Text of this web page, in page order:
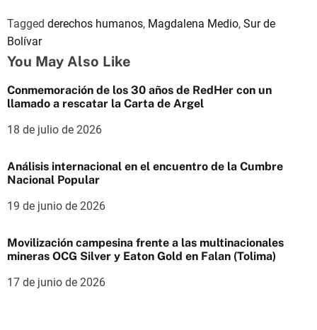
Tagged derechos humanos, Magdalena Medio, Sur de
Bolívar
You May Also Like
Conmemoración de los 30 años de RedHer con un
llamado a rescatar la Carta de Argel
18 de julio de 2026
Análisis internacional en el encuentro de la Cumbre
Nacional Popular
19 de junio de 2026
Movilización campesina frente a las multinacionales
mineras OCG Silver y Eaton Gold en Falan (Tolima)
17 de junio de 2026